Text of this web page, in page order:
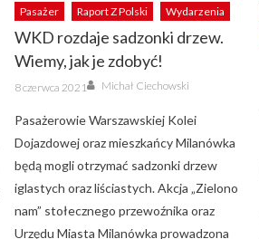
Pasażer Raport Z Polski Wydarzenia
WKD rozdaje sadzonki drzew.
Wiemy, jak je zdobyć!
Posted
on
8 czerwca 2021 Author
Michał Ciechowski
Pasażerowie Warszawskiej Kolei
Dojazdowej oraz mieszkańcy Milanówka
będą mogli otrzymać sadzonki drzew
iglastych oraz liściastych. Akcja „Zielono
nam” stołecznego przewoźnika oraz
Urzędu Miasta Milanówka prowadzona